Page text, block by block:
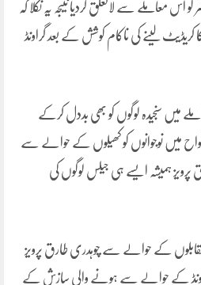
اس معاملے سے لاتعلق کردیا نتیجہ یہ نکلا کہ
کریڈیٹ لینے کی ناکام کوشش کے بعد گراونڈ
میں سنجیدہ لوگوں کو بھی بددل کرکے
ونواح میں نوجوانوں کو کھیلوں کے حوالے سے
ہمیشہ ایسے ہی جیلس لوگوں کی
کے حوالے سے چوہدری طارق پرویز
گراونڈ کے حوالے سے ہونے والی سازش کے